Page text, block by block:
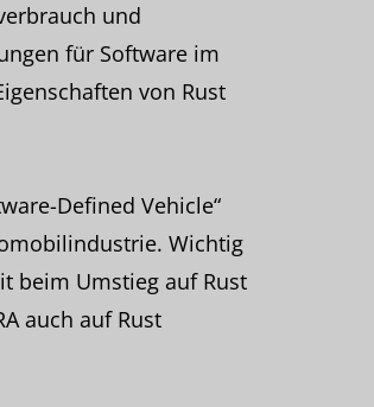
und
für Software im
von Rust
Defined Vehicle“
Wichtig
beim Umstieg auf Rust
auch auf Rust